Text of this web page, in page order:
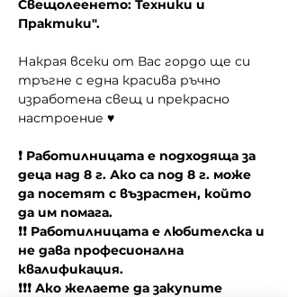
Свещолеенето: Техники и
Практики".
Накрая всеки от Вас гордо ще си
тръгне с една красива ръчно
изработена свещ и прекрасно
настроение ♥
❗ Работилницата е подходяща за
деца над 8 г. Ако са под 8 г. може
да посетят с възрастен, който
да им помага.
❗❗ Работилницата е любителска и
не дава професионална
квалификация.
❗❗❗ Ако желаете да закупите